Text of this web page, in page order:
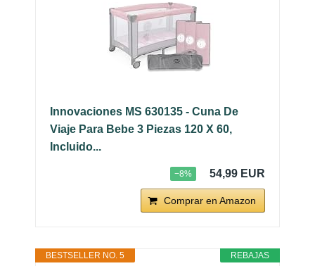
Innovaciones MS 630135 - Cuna De
Viaje Para Bebe 3 Piezas 120 X 60,
Incluido...
−8% 54,99 EUR
Comprar en Amazon
REBAJAS
BESTSELLER NO. 5